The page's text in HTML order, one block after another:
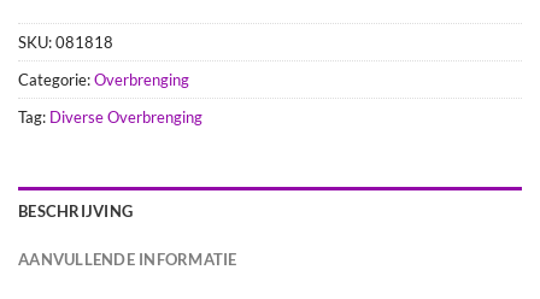
SKU:081818
Categorie:Overbrenging
Tag: Diverse Overbrenging
BESCHRIJVING
AANVULLENDE INFORMATIE